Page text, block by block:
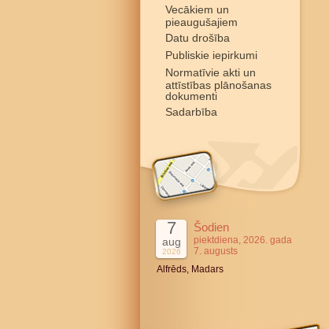
Vecākiem un
pieaugušajiem
Datu drošība
Publiskie iepirkumi
Normatīvie akti un
attīstības plānošanas
dokumenti
Sadarbība
7
aug
2026
Šodien
piektdiena, 2026. gada
7. augusts
Alfrēds, Madars